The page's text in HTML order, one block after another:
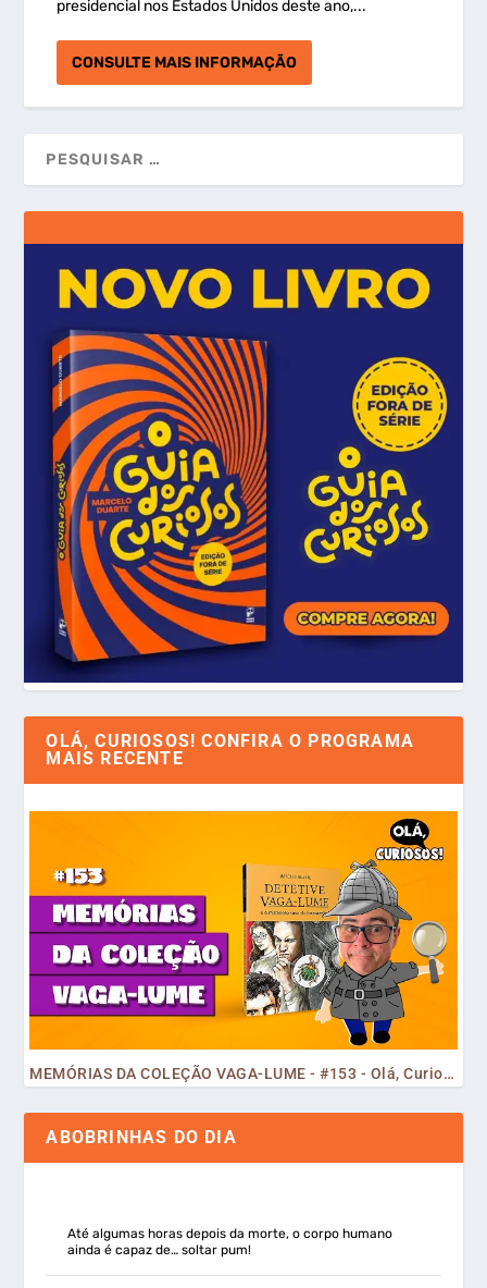
presidencial nos Estados Unidos deste ano,...
CONSULTE MAIS INFORMAÇÃO
OLÁ, CURIOSOS! CONFIRA O PROGRAMA
MAIS RECENTE
MEMÓRIAS DA COLEÇÃO VAGA-LUME - #153 - Olá, Curiosos! 2023
ABOBRINHAS DO DIA
Até algumas horas depois da morte, o corpo humano
ainda é capaz de… soltar pum!